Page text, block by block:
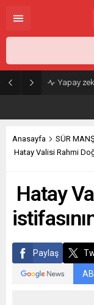
Yapay
Anasayfa
SÜR
Hatay Valisi Rahmi
Hatay
Paylaş